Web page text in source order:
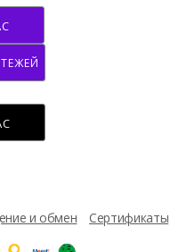
и обмен
Сертификаты